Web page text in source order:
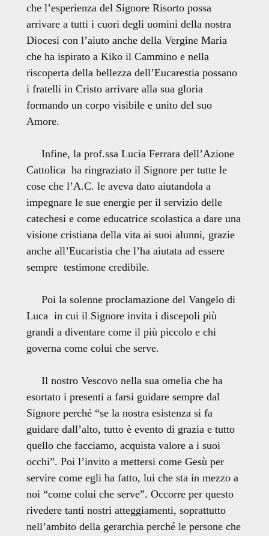
che l’esperienza del Signore Risorto possa
arrivare a tutti i cuori degli uomini della nostra
Diocesi con l’aiuto anche della Vergine Maria
che ha ispirato a Kiko il Cammino e nella
riscoperta della bellezza dell’Eucarestia possano
i fratelli in Cristo arrivare alla sua gloria
formando un corpo visibile e unito del suo
Amore.
Infine, la prof.ssa Lucia Ferrara dell’Azione
Cattolica ha ringraziato il Signore per tutte le
cose che l’A.C. le aveva dato aiutandola a
impegnare le sue energie per il servizio delle
catechesi e come educatrice scolastica a dare una
visione cristiana della vita ai suoi alunni, grazie
anche all’Eucaristia che l’ha aiutata ad essere
sempre testimone credibile.
Poi la solenne proclamazione del Vangelo di
Luca in cui il Signore invita i discepoli più
grandi a diventare come il più piccolo e chi
governa come colui che serve.
Il nostro Vescovo nella sua omelia che ha
esortato i presenti a farsi guidare sempre dal
Signore perché “se la nostra esistenza si fa
guidare dall’alto, tutto è evento di grazia e tutto
quello che facciamo, acquista valore a i suoi
occhi”. Poi l’invito a mettersi come Gesù per
servire come egli ha fatto, lui che sta in mezzo a
noi “come colui che serve”. Occorre per questo
rivedere tanti nostri atteggiamenti, soprattutto
nell’ambito della gerarchia perché le persone che